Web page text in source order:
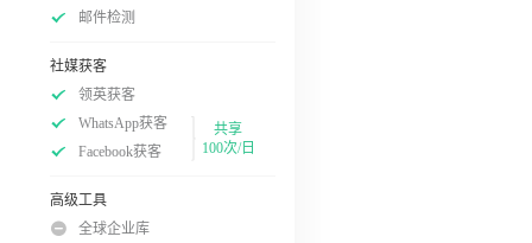
邮件检测
社媒获客
领英获客
WhatsApp获客
Facebook获客
共享
100次/日
高级工具
全球企业库